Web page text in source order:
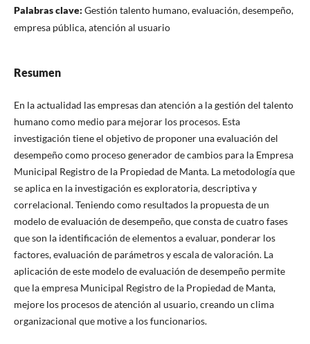
Palabras clave: Gestión talento humano, evaluación, desempeño,
empresa pública, atención al usuario
Resumen
En la actualidad las empresas dan atención a la gestión del talento
humano como medio para mejorar los procesos. Esta
investigación tiene el objetivo de proponer una evaluación del
desempeño como proceso generador de cambios para la Empresa
Municipal Registro de la Propiedad de Manta. La metodología que
se aplica en la investigación es exploratoria, descriptiva y
correlacional. Teniendo como resultados la propuesta de un
modelo de evaluación de desempeño, que consta de cuatro fases
que son la identificación de elementos a evaluar, ponderar los
factores, evaluación de parámetros y escala de valoración. La
aplicación de este modelo de evaluación de desempeño permite
que la empresa Municipal Registro de la Propiedad de Manta,
mejore los procesos de atención al usuario, creando un clima
organizacional que motive a los funcionarios.